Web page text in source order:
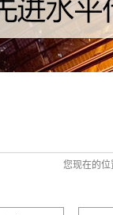
您现在的位